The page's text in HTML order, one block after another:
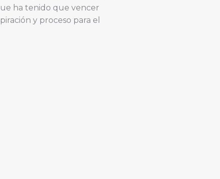
ha tenido que vencer
y proceso para el